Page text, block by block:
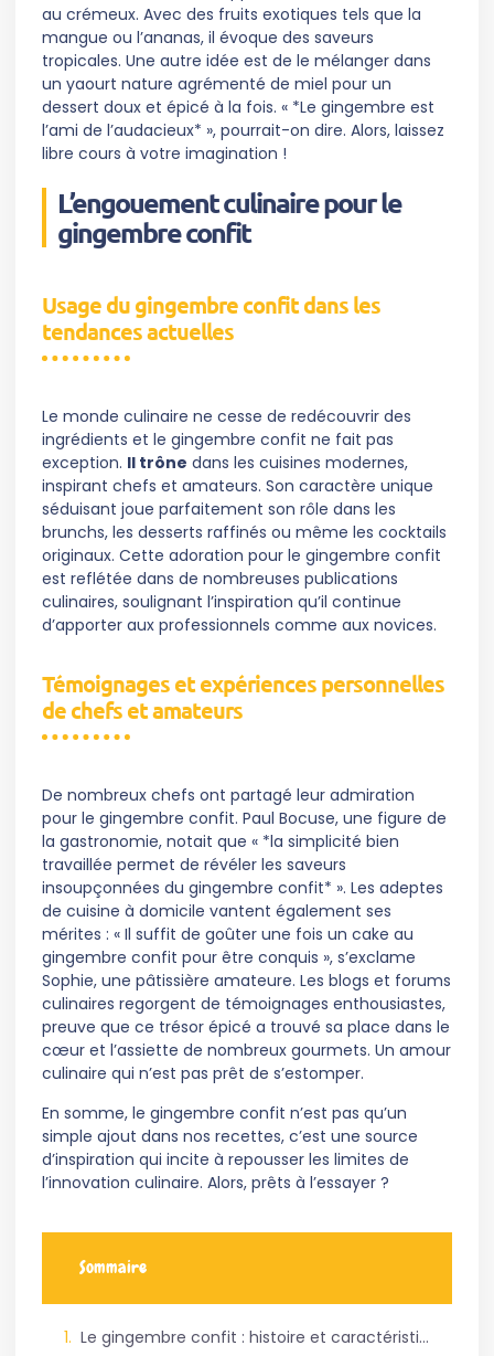
au crémeux. Avec des fruits exotiques tels que la
mangue ou l’ananas, il évoque des saveurs
tropicales. Une autre idée est de le mélanger dans
un yaourt nature agrémenté de miel pour un
dessert doux et épicé à la fois. « *Le gingembre est
l’ami de l’audacieux* », pourrait-on dire. Alors, laissez
libre cours à votre imagination !
L’engouement culinaire pour le
gingembre confit
Usage du gingembre confit dans les
tendances actuelles
Le monde culinaire ne cesse de redécouvrir des
ingrédients et le gingembre confit ne fait pas
exception. Il trône dans les cuisines modernes,
inspirant chefs et amateurs. Son caractère unique
séduisant joue parfaitement son rôle dans les
brunchs, les desserts raffinés ou même les cocktails
originaux. Cette adoration pour le gingembre confit
est reflétée dans de nombreuses publications
culinaires, soulignant l’inspiration qu’il continue
d’apporter aux professionnels comme aux novices.
Témoignages et expériences personnelles
de chefs et amateurs
De nombreux chefs ont partagé leur admiration
pour le gingembre confit. Paul Bocuse, une figure de
la gastronomie, notait que « *la simplicité bien
travaillée permet de révéler les saveurs
insoupçonnées du gingembre confit* ». Les adeptes
de cuisine à domicile vantent également ses
mérites : « Il suffit de goûter une fois un cake au
gingembre confit pour être conquis », s’exclame
Sophie, une pâtissière amateure. Les blogs et forums
culinaires regorgent de témoignages enthousiastes,
preuve que ce trésor épicé a trouvé sa place dans le
cœur et l’assiette de nombreux gourmets. Un amour
culinaire qui n’est pas prêt de s’estomper.
En somme, le gingembre confit n’est pas qu’un
simple ajout dans nos recettes, c’est une source
d’inspiration qui incite à repousser les limites de
l’innovation culinaire. Alors, prêts à l’essayer ?
Sommaire
Le gingembre confit : histoire et caractéristiques